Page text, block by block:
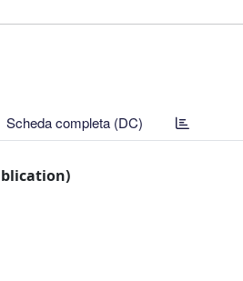
Scheda completa (DC)